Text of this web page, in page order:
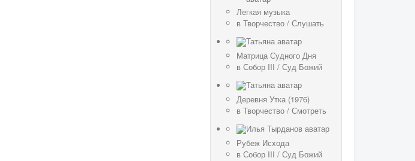
Легкая музыка
в Творчество / Слушать
Матрица Судного Дня
в Собор III / Суд Божий
Деревня Утка (1976)
в Творчество / Смотреть
Рубеж Исхода
в Собор III / Суд Божий